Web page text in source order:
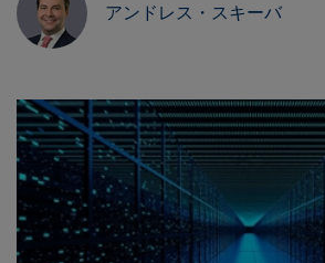
アンドレス・スキーバ